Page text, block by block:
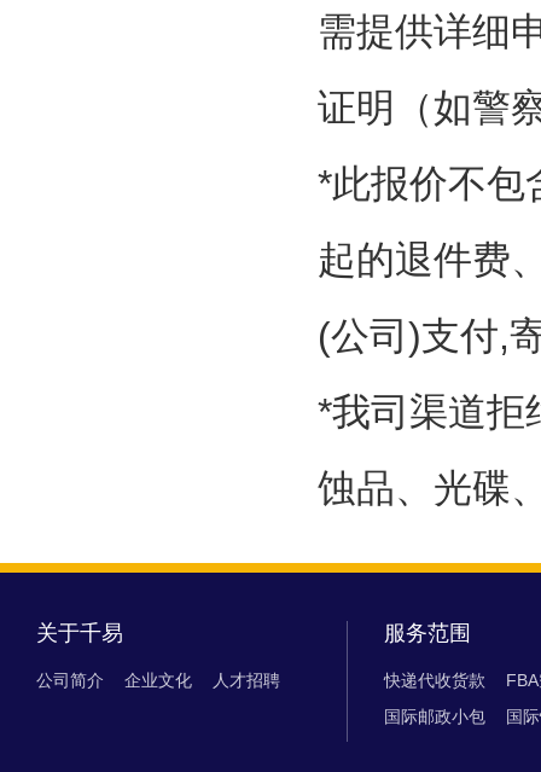
需提供详细
证明（如警
*此报价不包
起的退件费
(公司)支付,
*我司渠道拒
蚀品、光碟
关于千易
公司简介 企业文化 人才招聘
服务范围
快递代收货款
国际邮政小包
国